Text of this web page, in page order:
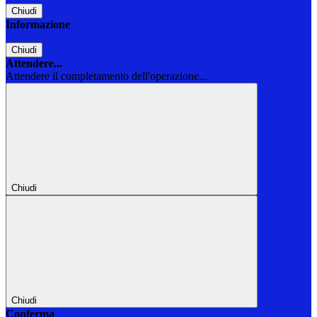
Chiudi
Informazione
Chiudi
Attendere...
Attendere il completamento dell'operazione...
Chiudi
Chiudi
Conferma